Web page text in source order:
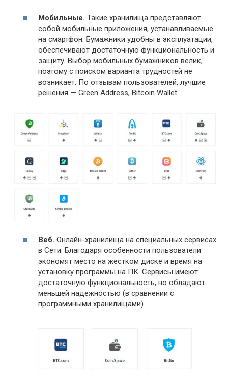
Мобильные. Такие хранилища представляют
собой мобильные приложения, устанавливаемые
на смартфон. Бумажники удобны в эксплуатации,
обеспечивают достаточную функциональность и
защиту. Выбор мобильных бумажников велик,
поэтому с поиском варианта трудностей не
возникает. По отзывам пользователей, лучшие
решения — Green Address, Bitcoin Wallet.
Веб. Онлайн-хранилища на специальных сервисах
в Сети. Благодаря особенности пользователи
экономят место на жестком диске и время на
установку программы на ПК. Сервисы имеют
достаточную функциональность, но обладают
меньшей надежностью (в сравнении с
программными хранилищами).